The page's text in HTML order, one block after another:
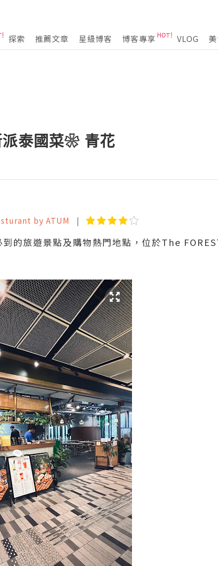
探索 推薦文章 星級博客 博客專享 VLOG
泰國菜❀ 青花
by ATUM
的旅遊景點及購物熱門地點，位於The